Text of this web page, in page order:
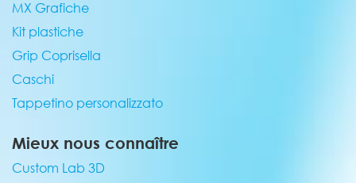
MX Grafiche
Kit plastiche
Grip Coprisella
Caschi
Tappetino personalizzato
Mieux nous connaître
Custom Lab 3D